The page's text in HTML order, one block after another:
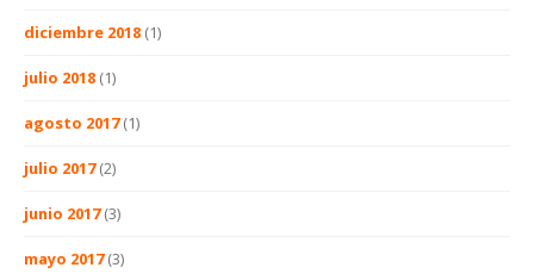
diciembre 2018 (1)
julio 2018 (1)
agosto 2017(1)
julio 2017(2)
junio 2017(3)
mayo 2017(3)